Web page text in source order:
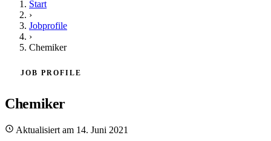
Start
›
Jobprofile
›
Chemiker
JOB PROFILE
Chemiker
Aktualisiert am 14. Juni 2021